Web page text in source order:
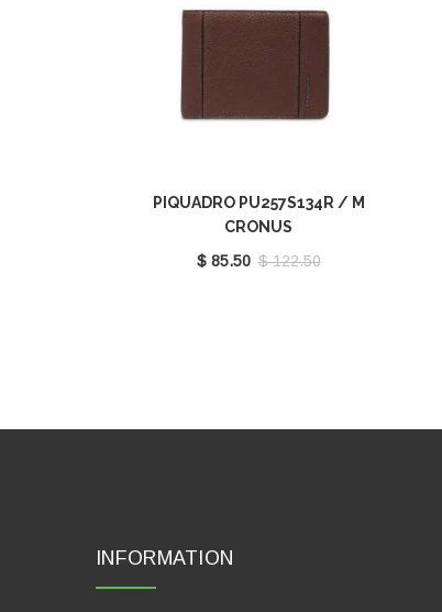
PIQUADRO PU257S134R / M
CRONUS
$ 85.50 $ 122.50
INFORMATION